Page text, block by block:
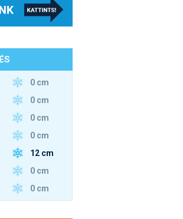
0 cm
0 cm
0 cm
0 cm
12 cm
0 cm
0 cm